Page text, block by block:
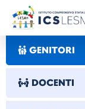
GENITORI
DOCENTI